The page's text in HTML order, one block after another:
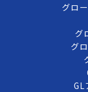
グロ
グ
グ
GL